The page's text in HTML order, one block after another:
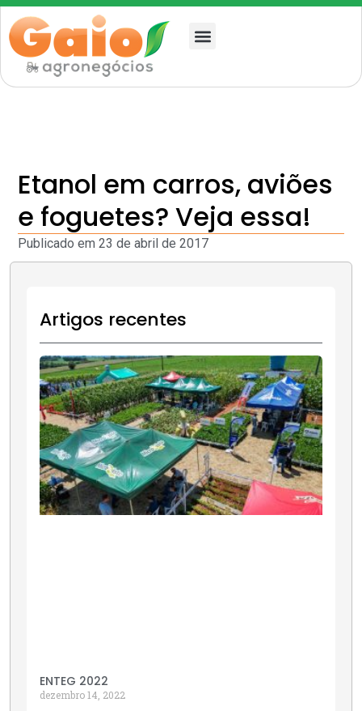
Etanol em carros, aviões
e foguetes? Veja essa!
Publicado em 23 de abril de 2017
Artigos recentes
ENTEG 2022
dezembro 14, 2022